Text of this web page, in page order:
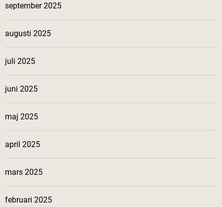
september 2025
augusti 2025
juli 2025
juni 2025
maj 2025
april 2025
mars 2025
februari 2025